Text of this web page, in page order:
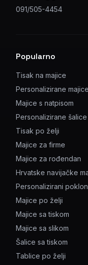
091/505-4454
Popularno
Tisak na majice
Personalizirane majice
Majice s natpisom
Personalizirane šalice
Tisak po želji
Majice za firme
Majice za rođendan
Hrvatske navijačke
Personalizirani
Majice po želji
Majice sa tiskom
Majice sa slikom
Šalice sa tiskom
Tablice po želji